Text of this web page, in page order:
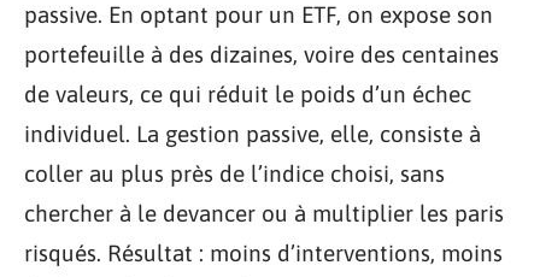
passive. En optant pour un ETF, on expose son
portefeuille à des dizaines, voire des centaines
de valeurs, ce qui réduit le poids d’un échec
individuel. La gestion passive, elle, consiste à
coller au plus près de l’indice choisi, sans
chercher à le devancer ou à multiplier les paris
risqués. Résultat : moins d’interventions, moins